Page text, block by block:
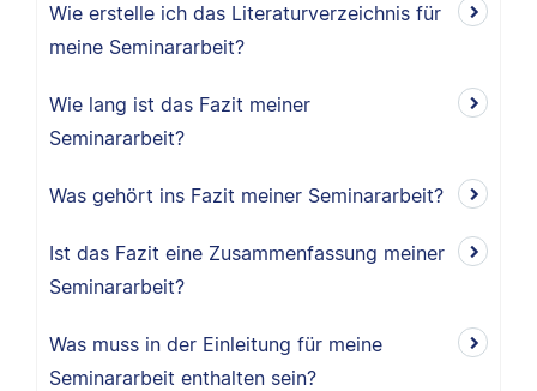
Wie erstelle ich das Literaturverzeichnis für
meine Seminararbeit?
Wie lang ist das Fazit meiner
Seminararbeit?
Was gehört ins Fazit meiner Seminararbeit?
Ist das Fazit eine Zusammenfassung meiner
Seminararbeit?
Was muss in der Einleitung für meine
Seminararbeit enthalten sein?